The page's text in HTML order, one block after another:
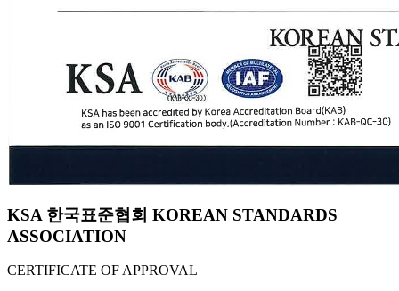
KSA 한국표준협회 KOREAN STANDARDS
ASSOCIATION
CERTIFICATE OF APPROVAL